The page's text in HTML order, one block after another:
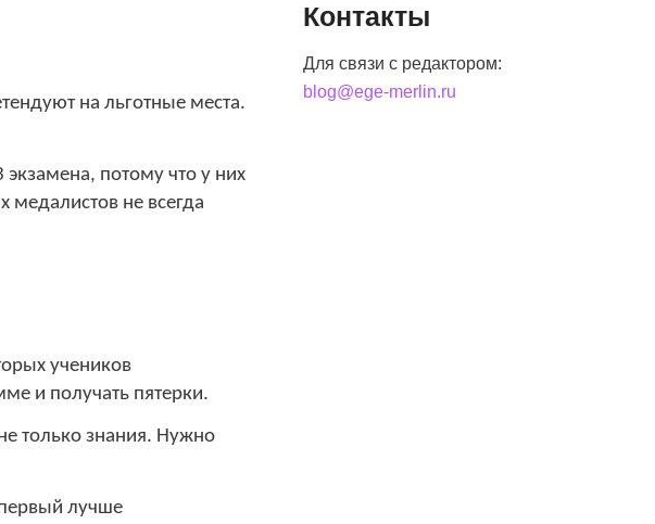
на льготные места.
потому что у них
не всегда
учеников
и получать пятерки.
только знания. Нужно
лучше
Контакты
Для связи с редактором:
blog@ege-merlin.ru